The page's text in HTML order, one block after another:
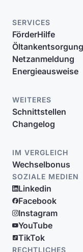
SERVICES
FörderHilfe
Öltankentsorgung
Netzanmeldung
Energieausweise
WEITERES
Schnittstellen
Changelog
IM VERGLEICH
Wechselbonus
SOZIALE MEDIEN
Linkedin
Facebook
Instagram
YouTube
TikTok
RECHTLICHES